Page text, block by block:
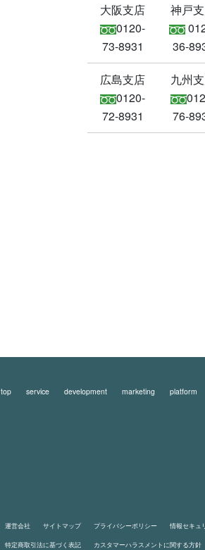
大阪支店
0120-
73-8931
神戸
36-
広島支店
0120-
72-8931
九州
76-
top service development marketing platform
運営会社 サイトマップ プライバシーポリシー 情報セキュ
特定商取引法に基づく表記 カスタマーハラスメントに関する方針